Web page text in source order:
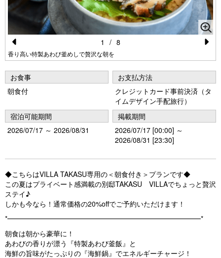
Pr
e
vi
o
u
s
香り高い特製あわび釜めしで贅沢な朝を
e
xt
1 / 8
お食事
朝食付
お支払方法
クレジットカード事前決済（タ
イムデザイン手配旅行）
宿泊可能期間
2026/07/17 ～ 2026/08/31
掲載期間
2026/07/17 [00:00] ～
2026/08/31 [23:30]
◆こちらはVILLA TAKASU専用の＜朝食付き＞プランです◆
この夏はプライベート感満載の別邸TAKASU VILLAでちょっと贅沢
ステイ♪
しかも今なら！通常価格の20%offでご予約いただけます！
*━━━━━━━━━━━━━━━━━━━━━━━━━━━━*
朝食は朝から豪華に！
あわびの香りが漂う『特製あわび釜飯』と
海鮮の旨味がたっぷりの『海鮮鍋』でエネルギーチャージ！